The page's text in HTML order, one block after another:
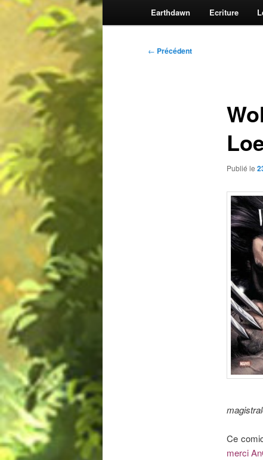
Earthdawn Ecriture
Navigation
← Précédent
Publié le
Ce
merci